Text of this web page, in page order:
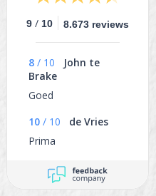
9 / 10 8.673 reviews
8 / 10
John te
Brake
Goed
10 / 10
de Vries
Prima